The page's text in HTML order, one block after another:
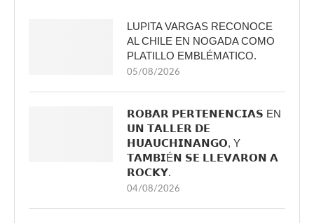
LUPITA VARGAS RECONOCE
AL CHILE EN NOGADA COMO
PLATILLO EMBLÉMATICO.
05/08/2026
𝗥𝗢𝗕𝗔𝗥 𝗣𝗘𝗥𝗧𝗘𝗡𝗘𝗡𝗖𝗜𝗔𝗦 EN
𝗨𝗡 𝗧𝗔𝗟𝗟𝗘𝗥 𝗗𝗘
𝗛𝗨𝗔𝗨𝗖𝗛𝗜𝗡𝗔𝗡𝗚𝗢, Y
𝗧𝗔𝗠𝗕𝗜É𝗡 𝗦𝗘 𝗟𝗟𝗘𝗩𝗔𝗥𝗢𝗡 𝗔
𝗥𝗢𝗖𝗞𝗬.
04/08/2026